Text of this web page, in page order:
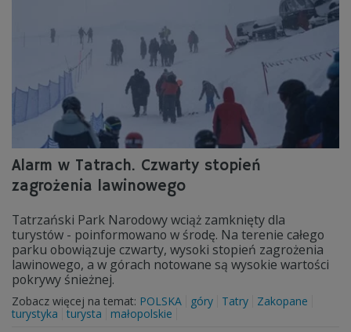
Alarm w Tatrach. Czwarty stopień
zagrożenia lawinowego
Tatrzański Park Narodowy wciąż zamknięty dla
turystów - poinformowano w środę. Na terenie całego
parku obowiązuje czwarty, wysoki stopień zagrożenia
lawinowego, a w górach notowane są wysokie wartości
pokrywy śnieżnej.
Zobacz więcej na temat: POLSKA góry Tatry
Zakopane
turystyka
turysta małopolskie